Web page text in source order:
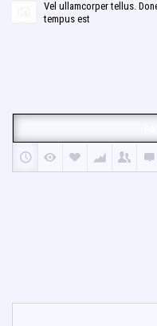
Vel ullamcorper tellus.
tempus est